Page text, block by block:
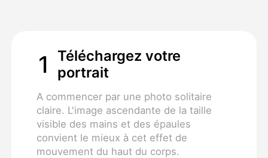
1
Téléchargez votre
portrait
A commencer par une photo solitaire
claire. L'image ascendante de la taille
visible des mains et des épaules
convient le mieux à cet effet de
mouvement du haut du corps.